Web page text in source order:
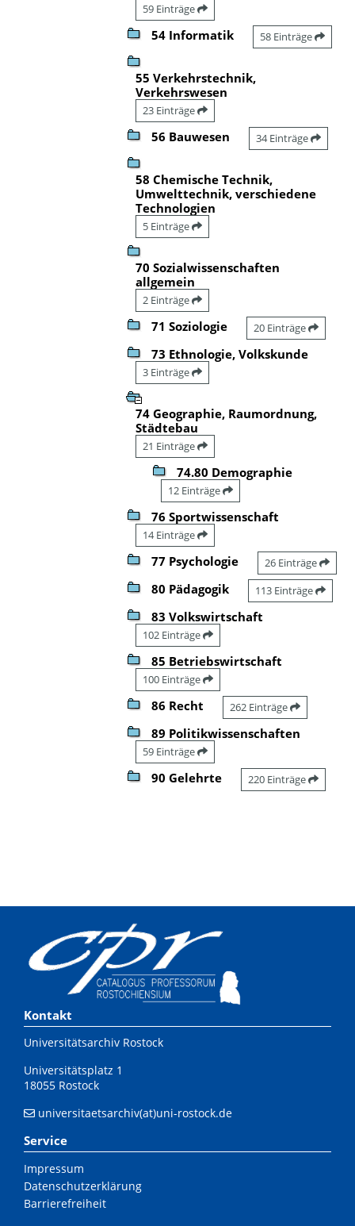
59 Einträge
54 Informatik 58 Einträge
55 Verkehrstechnik,
Verkehrswesen
23 Einträge
56 Bauwesen 34 Einträge
58 Chemische Technik,
Umwelttechnik, verschiedene
Technologien
5 Einträge
70 Sozialwissenschaften
allgemein
2 Einträge
71 Soziologie 20 Einträge
73 Ethnologie, Volkskunde
3 Einträge
74 Geographie, Raumordnung,
Städtebau
21 Einträge
74.80 Demographie
12 Einträge
76 Sportwissenschaft
14 Einträge
77 Psychologie 26 Einträge
80 Pädagogik 113 Einträge
83 Volkswirtschaft
102 Einträge
85 Betriebswirtschaft
100 Einträge
86 Recht 262 Einträge
89 Politikwissenschaften
59 Einträge
90 Gelehrte 220 Einträge
Kontakt
Universitätsarchiv Rostock
Universitätsplatz 1
18055 Rostock
universitaetsarchiv(at)uni-rostock.de
Service
Impressum
Datenschutzerklärung
Barrierefreiheit